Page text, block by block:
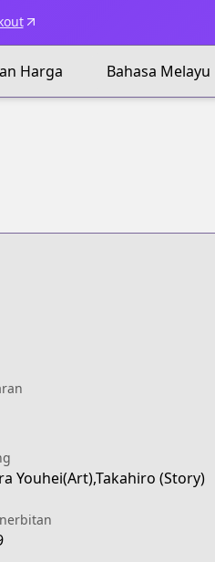
Harga Bahasa Melayu
Youhei(Art),Takahiro (Story)